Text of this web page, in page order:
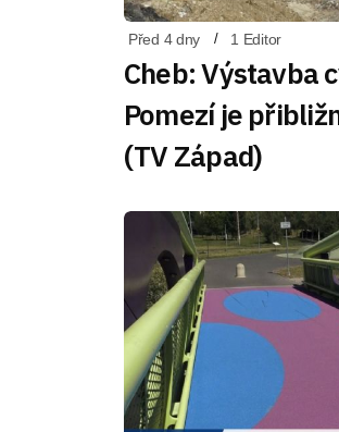
Před 4 dny 1 Editor
Cheb: Výstavba
Pomezí je
(TV Západ)